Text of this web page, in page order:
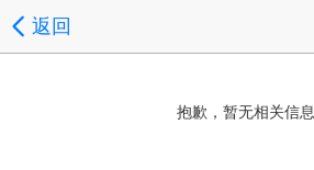
返回
抱歉，暂无相关信息